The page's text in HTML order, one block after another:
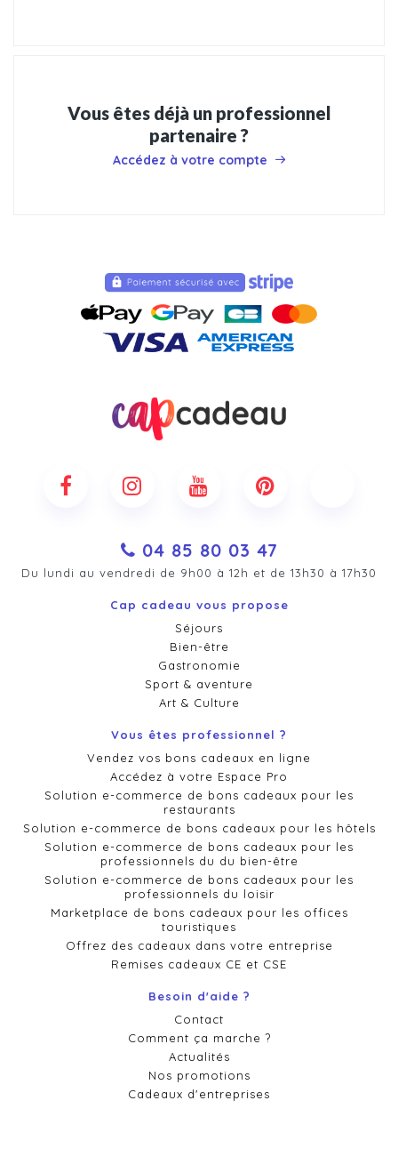
Vous êtes déjà un professionnel
partenaire ?
Accédez à votre compte
04 85 80 03 47
Du lundi au vendredi de 9h00 à 12h et de 13h30 à 17h30
Cap cadeau vous propose
Séjours
Bien-être
Gastronomie
Sport & aventure
Art & Culture
Vous êtes professionnel ?
Vendez vos bons cadeaux en ligne
Accédez à votre Espace Pro
Solution e-commerce de bons cadeaux pour les
restaurants
Solution e-commerce de bons cadeaux pour les hôtels
Solution e-commerce de bons cadeaux pour les
professionnels du du bien-être
Solution e-commerce de bons cadeaux pour les
professionnels du loisir
Marketplace de bons cadeaux pour les offices
touristiques
Offrez des cadeaux dans votre entreprise
Remises cadeaux CE et CSE
Besoin d'aide ?
Contact
Comment ça marche ?
Actualités
Nos promotions
Cadeaux d'entreprises